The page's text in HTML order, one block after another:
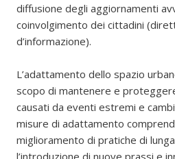
diffusione degli aggiornamenti
coinvolgimento dei cittadini
d’informazione).
L’adattamento dello spazio
scopo di mantenere e
causati da eventi estremi e
misure di adattamento
miglioramento di pratiche di